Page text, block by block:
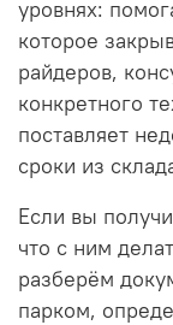
уровнях:
которое
райдеров,
конкретного
поставляет
сроки из
Если вы
что с ним
разберём
парком,